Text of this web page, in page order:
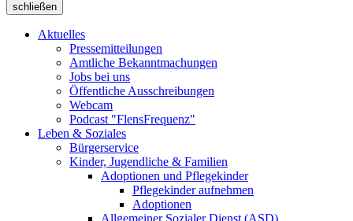
schließen
Aktuelles
Pressemitteilungen
Amtliche Bekanntmachungen
Jobs bei uns
Öffentliche Ausschreibungen
Webcam
Podcast "FlensFrequenz"
Leben & Soziales
Bürgerservice
Kinder, Jugendliche & Familien
Adoptionen und Pflegekinder
Pflegekinder aufnehmen
Adoptionen
Allgemeiner Sozialer Dienst (ASD)